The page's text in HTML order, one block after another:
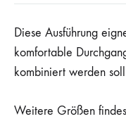
Diese Ausführung
komfortable
kombiniert werden
Weitere Größen